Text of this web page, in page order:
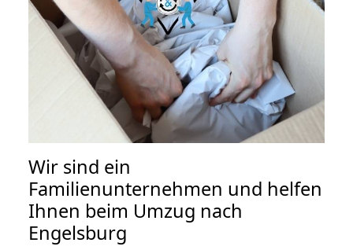
Wir sind ein
Familienunternehmen und helfen
Ihnen beim Umzug nach
Engelsburg